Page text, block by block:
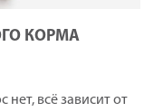
КОРМА
нет, всё зависит от